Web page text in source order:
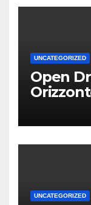
UNCATEGORIZED
Open
UNCATEGORIZED